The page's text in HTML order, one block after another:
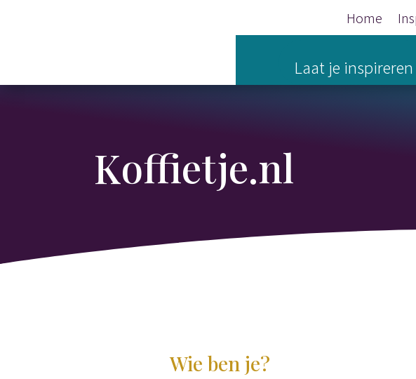
Home
Laat je inspireren
Koffietje.nl
Wie ben je?